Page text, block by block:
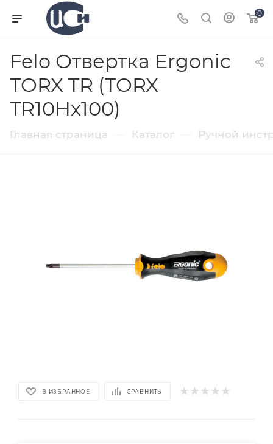
0
Felo Отвертка Ergonic
TORX TR (TORX
TR10Hx100)
Главная страница Каталог Ручной
В ИЗБРАННОЕ СРАВНИТЬ